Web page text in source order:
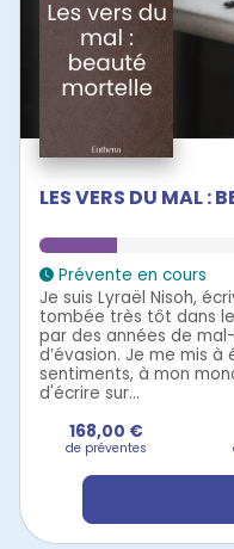
LES VERS DU MAL :
Prévente en cours
Je suis Lyraël Nisoh,
tombée très tôt dans
par des années de
d’évasion. Je me mis
sentiments, à mon
d'écrire sur...
168,00 €
de préventes